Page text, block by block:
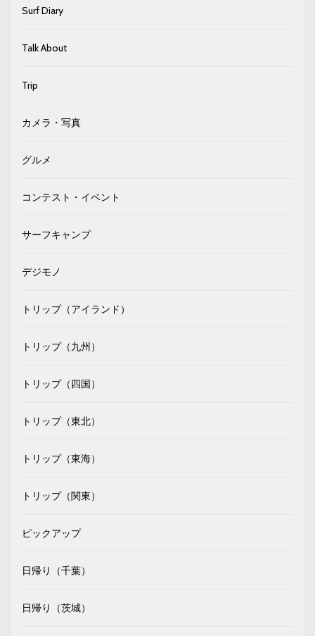
Surf Diary
Talk About
Trip
カメラ・写真
グルメ
コンテスト・イベント
サーフキャンプ
デジモノ
トリップ（アイランド）
トリップ（九州）
トリップ（四国）
トリップ（東北）
トリップ（東海）
トリップ（関東）
ピックアップ
日帰り（千葉）
日帰り（茨城）